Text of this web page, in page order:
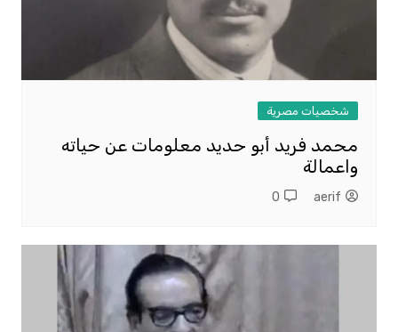
شخصيات مصرية
محمد فريد أبو حديد معلومات عن حياته
واعمالة
aerif
0